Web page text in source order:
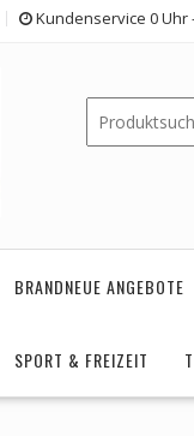
Kundenservice 0 Uhr
BRANDNEUE ANGEBOTE
SPORT & FREIZEIT